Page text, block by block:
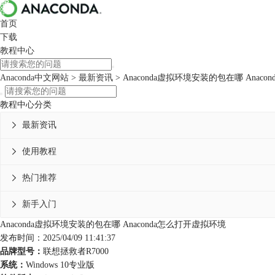
首页
下载
教程中心
Anaconda中文网站 > 最新资讯 > Anaconda虚拟环境安装的包在哪
教程中心分类
最新资讯

使用教程

热门推荐

新手入门

Anaconda虚拟环境安装的包在哪 Anaconda怎么打开虚拟环境
发布时间：2025/04/09 11:41:37
品牌型号： 联想拯救者R7000
系统： Windows 10专业版